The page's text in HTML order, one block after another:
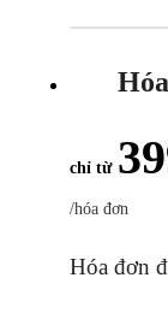
chỉ từ
/hóa đơn
Hóa đơn